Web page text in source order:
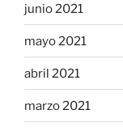
junio 2021
mayo 2021
abril 2021
marzo 2021